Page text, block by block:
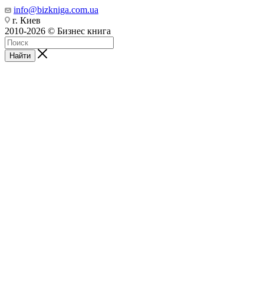
info@bizkniga.com.ua
г. Киев
2010-2026 © Бизнес книга
Найти